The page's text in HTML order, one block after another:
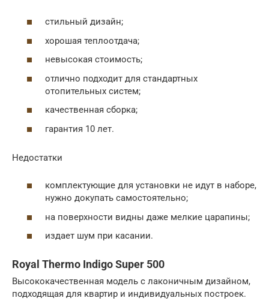
стильный дизайн;
хорошая теплоотдача;
невысокая стоимость;
отлично подходит для стандартных
отопительных систем;
качественная сборка;
гарантия 10 лет.
Недостатки
комплектующие для установки не идут в наборе,
нужно докупать самостоятельно;
на поверхности видны даже мелкие царапины;
издает шум при касании.
Royal Thermo Indigo Super 500
Высококачественная модель с лаконичным дизайном,
подходящая для квартир и индивидуальных построек.